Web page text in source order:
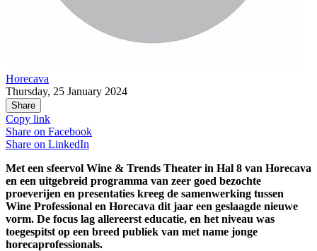
Horecava
Thursday, 25 January 2024
Share
Copy link
Share on Facebook
Share on LinkedIn
Met een sfeervol Wine & Trends Theater in Hal 8 van Horecava
en een uitgebreid programma van zeer goed bezochte
proeverijen en presentaties kreeg de samenwerking tussen
Wine Professional en Horecava dit jaar een geslaagde nieuwe
vorm. De focus lag allereerst educatie, en het niveau was
toegespitst op een breed publiek van met name jonge
horecaprofessionals.